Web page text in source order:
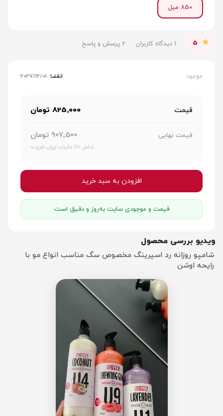
850 میل
1 دیدگاه کاربران 2 پرسش و پاسخ
موجود انقضا: 2027/12/01
قیمت 825٬000 تومان
قیمت نهایی 907٬500 تومان
شامل 10٪ مالیات ارزش افزوده
افزودن به سبد خرید
قیمت و موجودی سایت به‌روز و دقیق است
ویدیو بررسی محصول
شامپو روزانه رد اسپرینگ مخصوص سگ مناسب انواع مو با
رایحه اوشن